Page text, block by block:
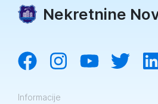
Nekretnine
Informacije